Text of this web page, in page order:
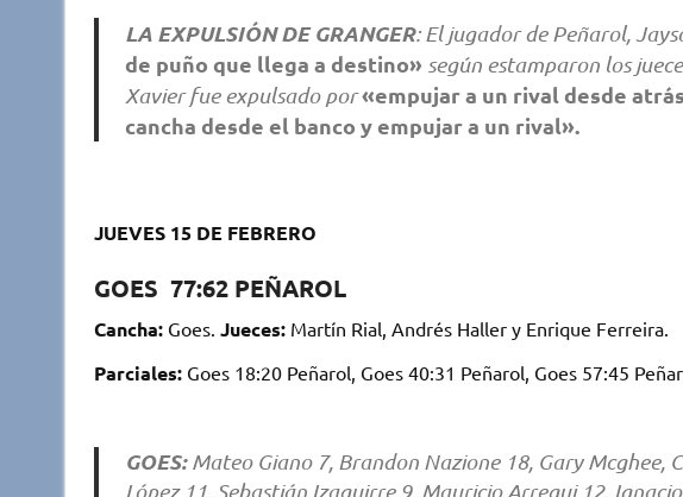
LA EXPULSIÓN DE GRANGER: El jugador de Peñarol,
de puño que llega a destino» según estamparon los
Xavier fue expulsado por«empujar a un rival desde
cancha desde el banco y empujar a un rival».
JUEVES 15 DE FEBRERO
GOES 77:62 PEÑAROL
Cancha:Goes. Jueces:Martín Rial, Andrés Haller y Enrique Ferreira.
Parciales:Goes 18:20 Peñarol, Goes 40:31 Peñarol, Goes 57:45
GOES:Mateo Giano 7, Brandon Nazione 18, Gary Mcghee,
López 11, Sebastián Izaguirre 9, Mauricio Arregui 12,